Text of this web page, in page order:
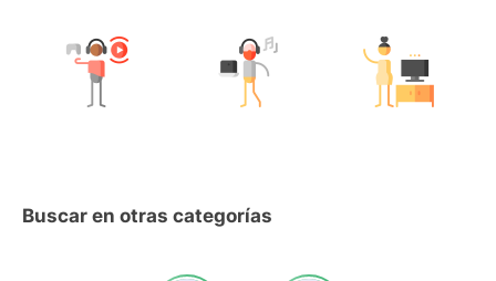
Buscar en otras categorías